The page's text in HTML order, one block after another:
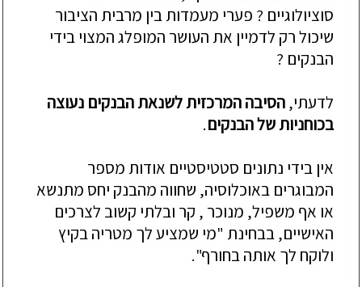
סוציולוגיים ? פערי מעמדות בין מרבית הציבור
שיכול רק לדמיין את העושר המופלג המצוי בידי
הבנקים ?
לדעתי,הסיבה המרכזית לשנאת הבנקים נעוצה
בכוחניות של הבנקים.
אין בידי נתונים סטטיסטיים אודות מספר
המבוגרים באוכלוסיה, שחווה מהבנק יחס מתנשא
או אף משפיל, מנוכר , קר ובלתי קשוב לצרכים
האישיים, בבחינת "מי שמציע לך מטריה בקיץ
ולוקח לך אותה בחורף".